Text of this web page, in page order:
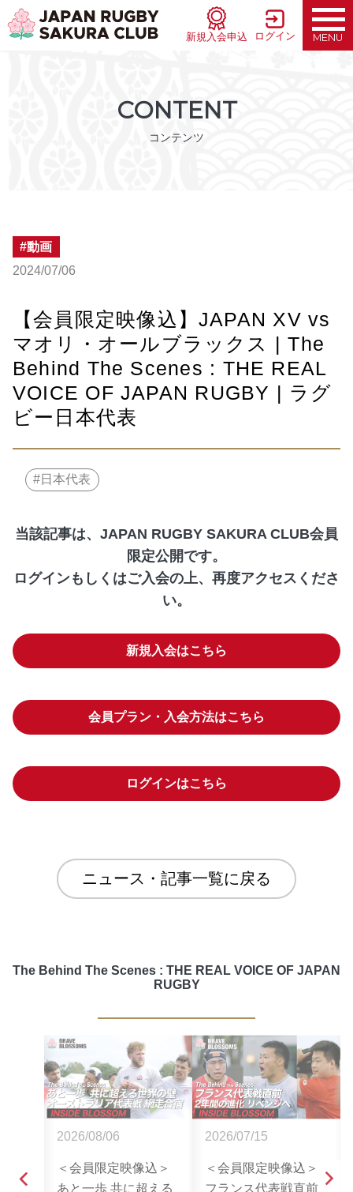
新規入会申込 ログイン MENU
CONTENT
コンテンツ
動画
2024/07/06
【会員限定映像込】JAPAN XV vs
マオリ・オールブラックス | The
Behind The Scenes : THE REAL
VOICE OF JAPAN RUGBY | ラグ
ビー日本代表
日本代表
当該記事は、JAPAN RUGBY SAKURA CLUB会員
限定公開です。
ログインもしくはご入会の上、再度アクセスくださ
い。
新規入会はこちら
会員プラン・入会方法はこちら
ログインはこちら
ニュース・記事一覧に戻る
The Behind The Scenes : THE REAL VOICE OF JAPAN
RUGBY
2026/08/06
＜会員限定映像込＞
あと一歩 共に超える
2026/07/15
＜会員限定映像込＞
フランス代表戦直前